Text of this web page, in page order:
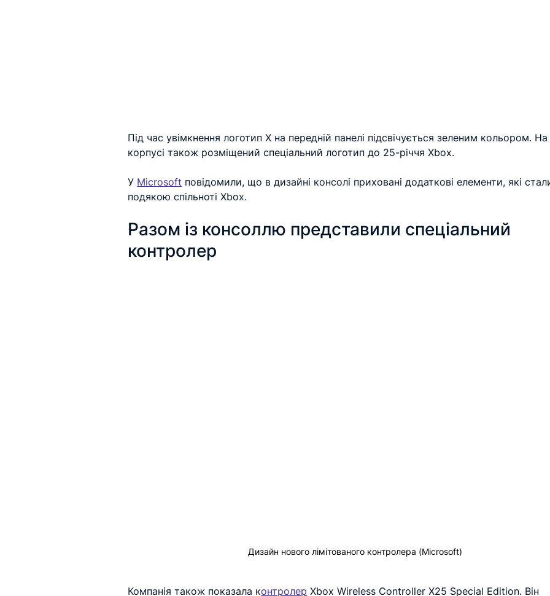
Під час увімкнення логотип X на передній панелі підсвічується зеленим кольором.
корпусі також розміщений спеціальний логотип до 25-річчя Xbox.
У Microsoft повідомили, що в дизайні консолі приховані додаткові елементи, які
подякою спільноті Xbox.
Разом із консоллю представили спеціальний
контролер
Дизайн нового лімітованого контролера (Microsoft)
Компанія також показала контролер Xbox Wireless Controller X25 Special Edition. Він